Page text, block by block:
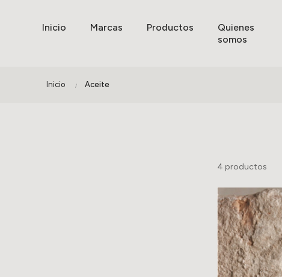
Inicio Marcas Productos
Quienes
somos
Inicio Aceite
4 productos